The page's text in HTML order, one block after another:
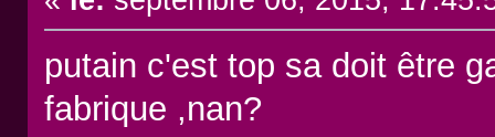
putain c'est top sa doit être
fabrique ,nan?